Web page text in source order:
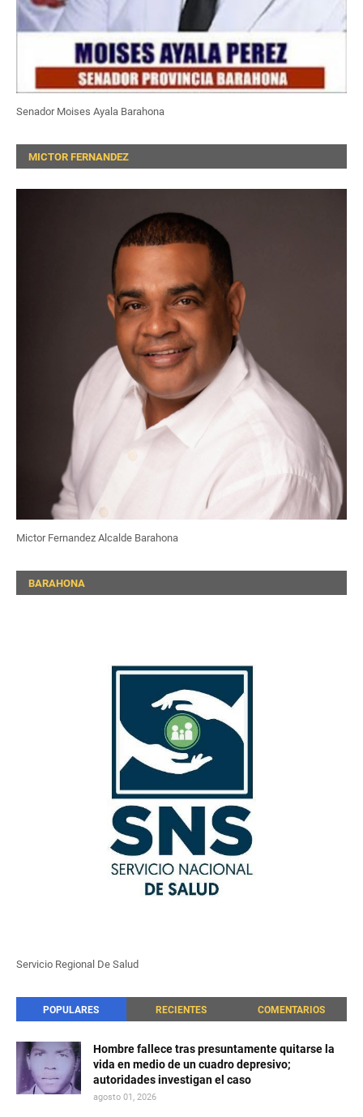
Senador Moises Ayala Barahona
MICTOR FERNANDEZ
Mictor Fernandez Alcalde Barahona
BARAHONA
Servicio Regional De Salud
POPULARES RECIENTES COMENTARIOS
Hombre fallece tras presuntamente quitarse la
vida en medio de un cuadro depresivo;
autoridades investigan el caso
agosto 01, 2026